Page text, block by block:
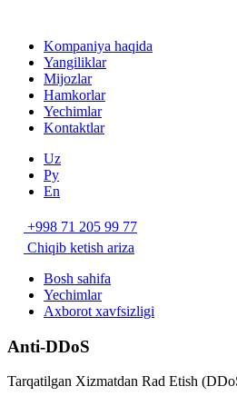
Kompaniya haqida
Yangiliklar
Mijozlar
Hamkorlar
Yechimlar
Kontaktlar
Uz
Ру
En
+998 71 205 99 77
Chiqib ketish ariza
Bosh sahifa
Yechimlar
Axborot xavfsizligi
Anti-DDoS
Tarqatilgan Xizmatdan Rad Etish